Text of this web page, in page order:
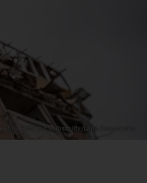
Help - Hilfe zur Selbsthilfe/Lana Dmytrenko